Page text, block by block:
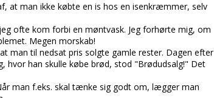
at man ikke købte en is hos en isenkræmmer, selv
ofte kom forbi en møntvask. Jeg forhørte mig, om
Megen morskab!
man til nedsat pris solgte gamle rester. Dagen efter
han skulle købe brød, stod "Brødudsalg!" Det
man f.eks. skal tænke sig godt om, lægger man